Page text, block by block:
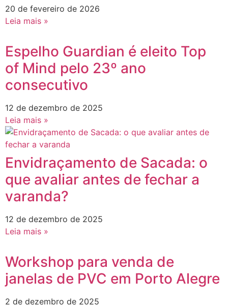
20 de fevereiro de 2026
Leia mais »
Espelho Guardian é eleito Top
of Mind pelo 23º ano
consecutivo
12 de dezembro de 2025
Leia mais »
Envidraçamento de Sacada: o
que avaliar antes de fechar a
varanda?
12 de dezembro de 2025
Leia mais »
Workshop para venda de
janelas de PVC em Porto Alegre
2 de dezembro de 2025